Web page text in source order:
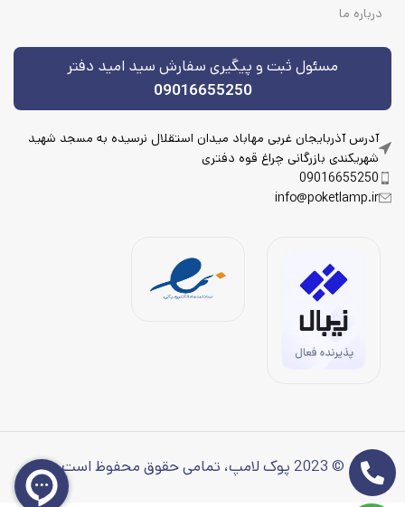
درباره ما
مسئول ثبت و پیگیری سفارش سید امید دفتر
09016655250
آدرس آذربایجان غربی مهاباد میدان استقلال نرسیده به مسجد شهید
شهریکندی بازرگانی چراغ قوه دفتری
09016655250
info@poketlamp.ir
© 2023 پوک لامپ، تمامی حقوق محفوظ است